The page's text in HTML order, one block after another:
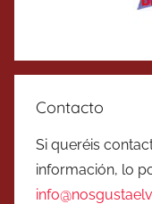
Contacto
Si queréis
información, lo